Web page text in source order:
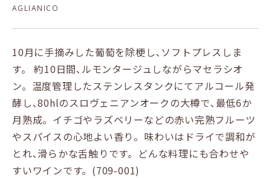
AGLIANICO
10月に手摘みした葡萄を除梗し､ソフトプレスしま
す。 約10日間､ルモンタージュしながらマセラシオ
ン。温度管理したステンレスタンクにてアルコール発
酵し､80hlのスロヴェニアンオークの大樽で､最低6か
月熟成。イチゴやラズベリーなどの赤い完熟フルーツ
やスパイスの心地よい香り。味わいはドライで調和が
とれ､滑らかな舌触りです。どんな料理にも合わせや
すいワインです。(709-001)